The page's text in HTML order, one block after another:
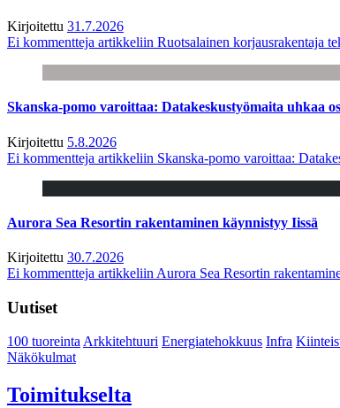
Kirjoitettu 31.7.2026
Ei kommentteja artikkeliin Ruotsalainen korjausrakentaja
Skanska-pomo varoittaa: Datakeskustyömaita uhkaa
Kirjoitettu 5.8.2026
Ei kommentteja artikkeliin Skanska-pomo varoittaa:
Aurora Sea Resortin rakentaminen käynnistyy Iissä
Kirjoitettu 30.7.2026
Ei kommentteja artikkeliin Aurora Sea Resortin
Uutiset
100 tuoreintaArkkitehtuuri Energiatehokkuus Infra
Näkökulmat
Toimitukselta